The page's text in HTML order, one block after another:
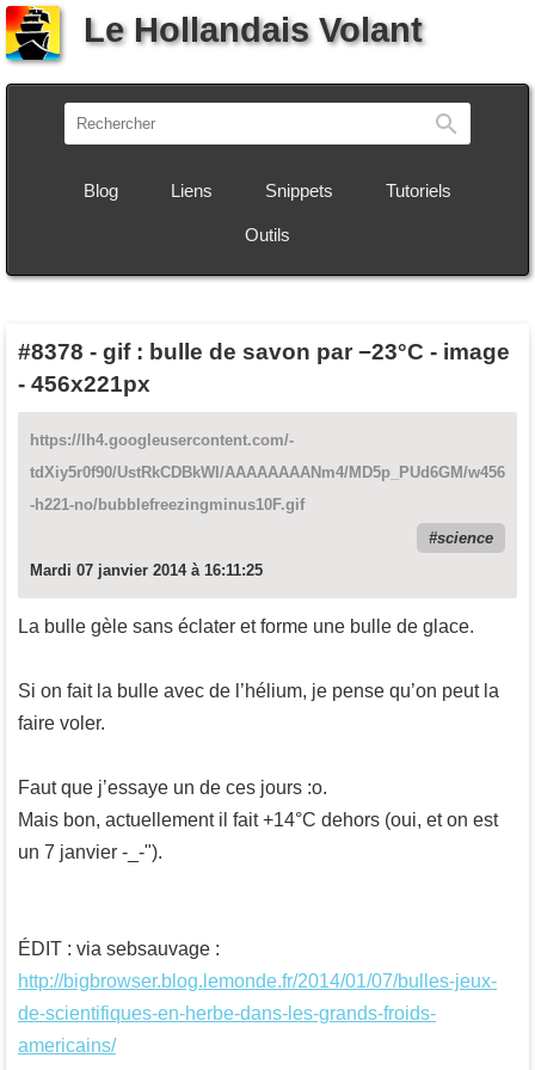
Le Hollandais Volant
Blog Liens Snippets Tutoriels
Outils
#8378 - gif : bulle de savon par −23°C - image
- 456x221px
https://lh4.googleusercontent.com/-
tdXiy5r0f90/UstRkCDBkWI/AAAAAAAANm4/MD5p_PUd6GM/w456
-h221-no/bubblefreezingminus10F.gif
science
Mardi 07 janvier 2014 à 16:11:25
La bulle gèle sans éclater et forme une bulle de glace.
Si on fait la bulle avec de l’hélium, je pense qu’on peut la
faire voler.
Faut que j’essaye un de ces jours :o.
Mais bon, actuellement il fait +14°C dehors (oui, et on est
un 7 janvier -_-").
ÉDIT : via sebsauvage :
http://bigbrowser.blog.lemonde.fr/2014/01/07/bulles-jeux-
de-scientifiques-en-herbe-dans-les-grands-froids-
americains/